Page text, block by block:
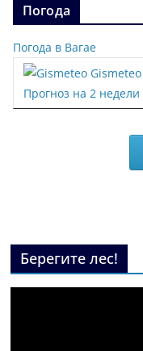
Погода
Погода в Вагае
Gismeteo
Прогноз на 2 недели
Берегите лес!